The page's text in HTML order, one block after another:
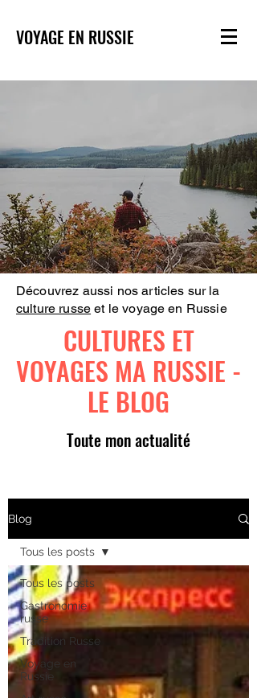
VOYAGE EN RUSSIE
Découvrez aussi nos articles sur la
culture russe et le voyage en Russie
CULTURES ET
VOYAGES MA RUSSIE -
LE BLOG
Toute mon actualité
Blog
Tous les posts
Gastronomie
russe
Tradition Russe
Voyage en
Russie
Tous les posts